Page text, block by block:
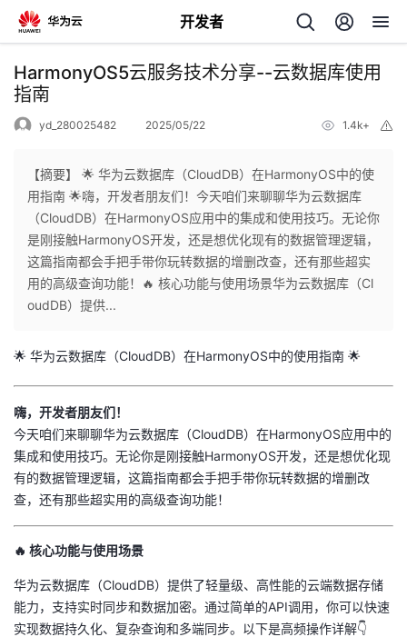
开发者
返
回
个
人
主
页
我
的
开
者
我
的
客
我
论
的
我
HarmonyOS5云服务技术分享--云数据库使用
指南
yd_280025482 2025/05/22 1.4k+
【摘要】 🌟 华为云数据库（CloudDB）在HarmonyOS中的使
用指南 🌟​​嗨，开发者朋友们！​​今天咱们来聊聊华为云数据库
（CloudDB）在HarmonyOS应用中的集成和使用技巧。无论你
是刚接触HarmonyOS开发，还是想优化现有的数据管理逻辑，
这篇指南都会手把手带你玩转数据的增删改查，还有那些超实
用的高级查询功能！🔥 ​​核心功能与使用场景​​华为云数据库（Cl
oudDB）提供...
🌟 华为云数据库（CloudDB）在HarmonyOS中的使用指南 🌟
​嗨，开发者朋友们！​
今天咱们来聊聊华为云数据库（CloudDB）在HarmonyOS应用中的
集成和使用技巧。无论你是刚接触HarmonyOS开发，还是想优化现
有的数据管理逻辑，这篇指南都会手把手带你玩转数据的增删改
查，还有那些超实用的高级查询功能！
🔥 ​ ​核心功能与使用场景​
华为云数据库（CloudDB）提供了轻量级、高性能的云端数据存储
能力，支持实时同步和数据加密。通过简单的API调用，你可以快速
实现数据持久化、复杂查询和多端同步。以下是高频操作详解👇